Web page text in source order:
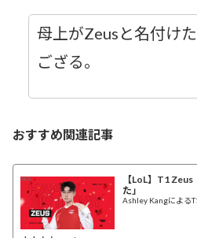
母上がZeusと名付け
ござる。
おすすめ関連記事
【LoL】T1
た」
Ashley Kangによる